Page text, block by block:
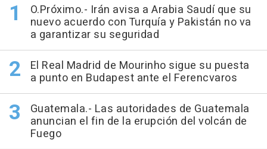
O.Próximo.- Irán avisa a Arabia Saudí que su
nuevo acuerdo con Turquía y Pakistán no va
a garantizar su seguridad
El Real Madrid de Mourinho sigue su puesta
a punto en Budapest ante el Ferencvaros
Guatemala.- Las autoridades de Guatemala
anuncian el fin de la erupción del volcán de
Fuego